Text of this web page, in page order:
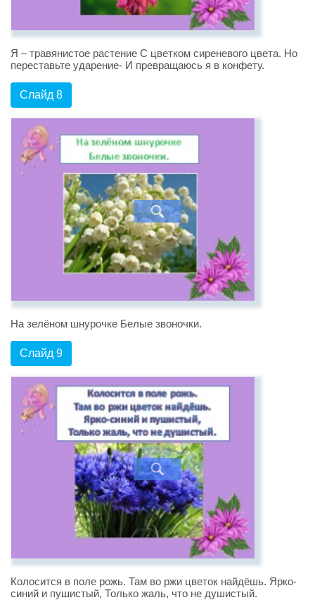
Я – травянистое растение С цветком сиреневого цвета. Но
переставьте ударение- И превращаюсь я в конфету.
Слайд 8
На зелёном шнурочке Белые звоночки.
Слайд 9
Колосится в поле рожь. Там во ржи цветок найдёшь. Ярко-
синий и пушистый, Только жаль, что не душистый.